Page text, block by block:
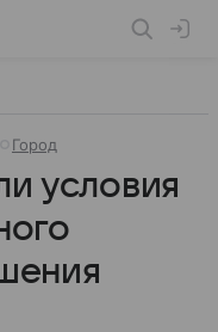
Город
условия